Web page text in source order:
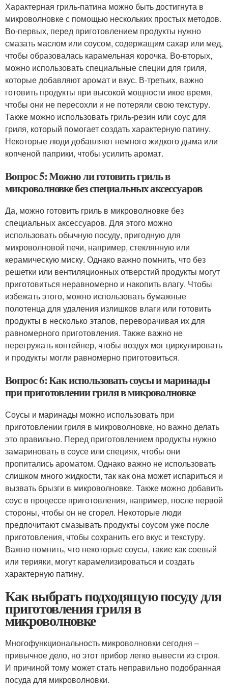
Характерная гриль-патина можно быть достигнута в
микроволновке с помощью нескольких простых методов.
Во-первых, перед приготовлением продукты нужно
смазать маслом или соусом, содержащим сахар или мед,
чтобы образовалась карамельная корочка. Во-вторых,
можно использовать специальные специи для гриля,
которые добавляют аромат и вкус. В-третьих, важно
готовить продукты при высокой мощности икое время,
чтобы они не пересохли и не потеряли свою текстуру.
Также можно использовать гриль-резин или соус для
гриля, который помогает создать характерную патину.
Некоторые люди добавляют немного жидкого дыма или
копченой паприки, чтобы усилить аромат.
Вопрос 5: Можно ли готовить гриль в
микроволновке без специальных аксессуаров
Да, можно готовить гриль в микроволновке без
специальных аксессуаров. Для этого можно
использовать обычную посуду, пригодную для
микроволновой печи, например, стеклянную или
керамическую миску. Однако важно помнить, что без
решетки или вентиляционных отверстий продукты могут
приготовиться неравномерно и накопить влагу. Чтобы
избежать этого, можно использовать бумажные
полотенца для удаления излишков влаги или готовить
продукты в несколько этапов, переворачивая их для
равномерного приготовления. Также важно не
перегружать контейнер, чтобы воздух мог циркулировать
и продукты могли равномерно приготовиться.
Вопрос 6: Как использовать соусы и маринады
при приготовлении гриля в микроволновке
Соусы и маринады можно использовать при
приготовлении гриля в микроволновке, но важно делать
это правильно. Перед приготовлением продукты нужно
замариновать в соусе или специях, чтобы они
пропитались ароматом. Однако важно не использовать
слишком много жидкости, так как она может испариться и
вызвать брызги в микроволновке. Также можно добавить
соус в процессе приготовления, например, после первой
стороны, чтобы он не сгорел. Некоторые люди
предпочитают смазывать продукты соусом уже после
приготовления, чтобы сохранить его вкус и текстуру.
Важно помнить, что некоторые соусы, такие как соевый
или терияки, могут карамелизироваться и создать
характерную патину.
Как выбрать подходящую посуду для
приготовления гриля в
микроволновке
Многофункциональность микроволновки сегодня –
привычное дело, но этот прибор легко вывести из строя.
И причиной тому может стать неправильно подобранная
посуда для микроволновки.